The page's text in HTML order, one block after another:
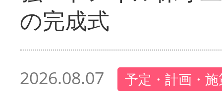
の完成式
2026.08.07 予定・計画・